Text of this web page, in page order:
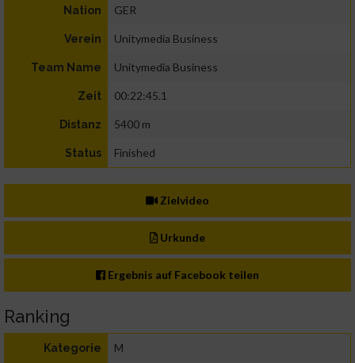
Nation GER
Verein Unitymedia Business
Team Name Unitymedia Business
Zeit 00:22:45.1
Distanz 5400 m
Status Finished
Zielvideo
Urkunde
Ergebnis auf Facebook teilen
Ranking
Kategorie M